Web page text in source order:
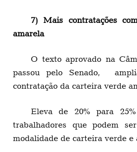
7) Mais contratações
amarela
O texto aprovado na
passou pelo Senado,
contratação da carteira verde
Eleva de 20% para
trabalhadores que podem
modalidade de carteira verde e